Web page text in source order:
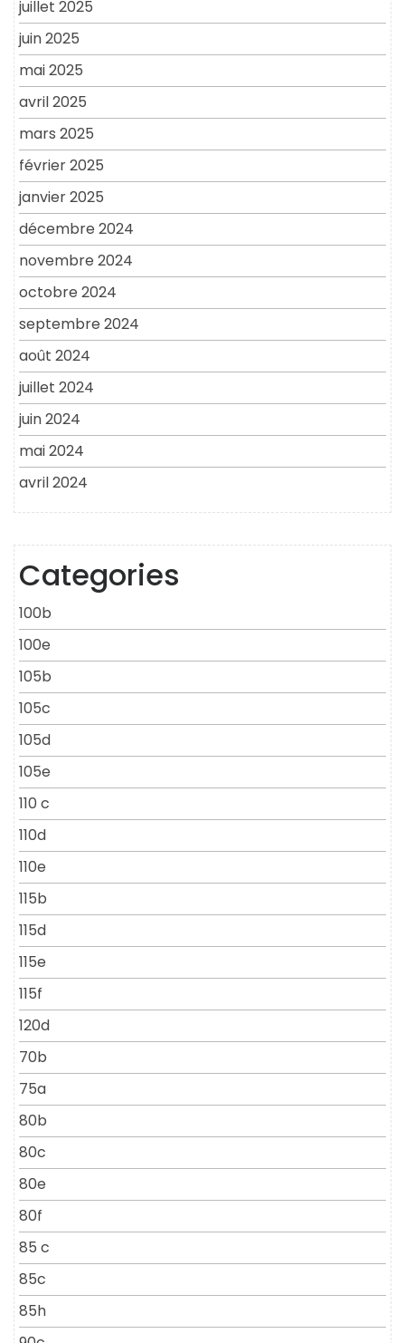
juillet 2025
juin 2025
mai 2025
avril 2025
mars 2025
février 2025
janvier 2025
décembre 2024
novembre 2024
octobre 2024
septembre 2024
août 2024
juillet 2024
juin 2024
mai 2024
avril 2024
Categories
100b
100e
105b
105c
105d
105e
110 c
110d
110e
115b
115d
115e
115f
120d
70b
75a
80b
80c
80e
80f
85 c
85c
85h